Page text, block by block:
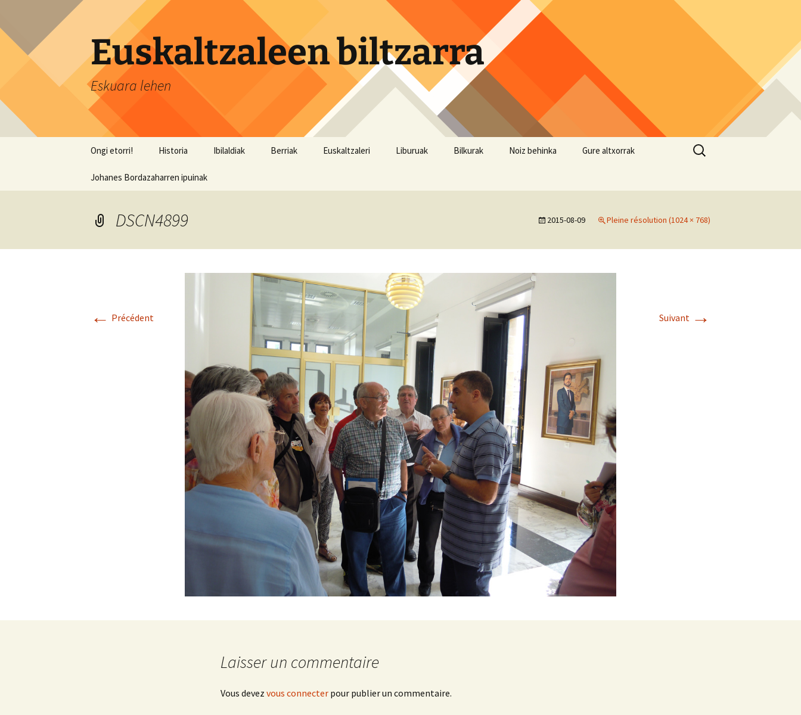
contenu
Euskaltzaleen biltzarra
Eskuara lehen
Ongi etorri! Historia Ibilaldiak Berriak Euskaltzaleri Liburuak Bilkurak Noiz behinka Gure altxorrak
Johanes Bordazaharren ipuinak
Rechercher :
DSCN4899 2015-08-09 Pleine résolution (1024 × 768)
← Précédent Suivant →
Laisser un commentaire
Vous devez vous connecter pour publier un commentaire.